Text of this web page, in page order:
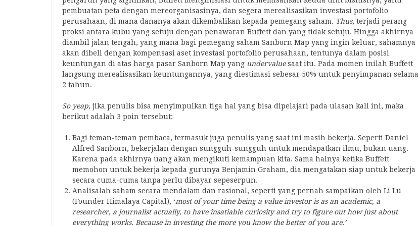
pembuatan peta dengan mereorganisasinya, dan segera merealisasikan investasi portofolio
perusahaan, di mana dananya akan dikembalikan kepada pemegang saham. Thus, terjadi perang
proksi antara kubu yang setuju dengan penawaran Buffett dan yang tidak setuju. Hingga akhirnya
diambil jalan tengah, yang mana bagi pemegang saham Sanborn Map yang ingin keluar, sahamnya
akan dibeli dengan kompensasi aset investasi portofolio perusahaan, tentunya dalam posisi
keuntungan di atas harga pasar Sanborn Map yang undervaluesaat itu. Pada momen inilah Buffett
langsung merealisasikan keuntungannya, yang diestimasi sebesar 50% untuk penyimpanan selama
2 tahun.
So yeap, jika penulis bisa menyimpulkan tiga hal yang bisa dipelajari pada ulasan kali ini, maka
berikut adalah 3 poin tersebut:
Bagi teman-teman pembaca, termasuk juga penulis yang saat ini masih bekerja. Seperti Daniel
Alfred Sanborn, bekerjalan dengan sungguh-sungguh untuk mendapatkan ilmu, bukan uang.
Karena pada akhirnya uang akan mengikuti kemampuan kita. Sama halnya ketika Buffett
memohon untuk bekerja kepada gurunya Benjamin Graham, dia mengatakan siap untuk bekerja
secara cuma-cuma tanpa perlu dibayar sepeserpun.
Analisalah saham secara mendalam dan rasional, seperti yang pernah sampaikan oleh Li Lu
(Founder Himalaya Capital), ‘most of your time being a value investor is as an academic, a
researcher, a journalist actually, to have insatiable curiosity and try to figure out how just about
everything works. Because in investing the more you know the better of you are.’